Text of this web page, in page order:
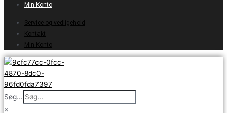
Min Konto
Service og vedligehold
Kontakt
Min Konto
Søg...
×